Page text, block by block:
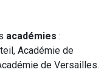
académies :
Académie de
de Versailles.